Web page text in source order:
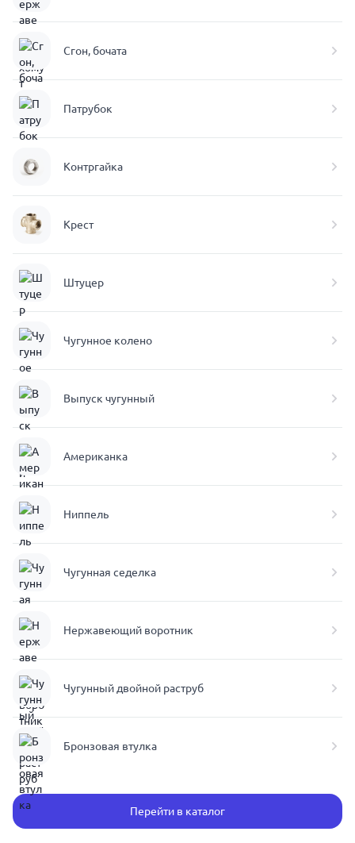
Сгон, бочата
Патрубок
Контргайка
Крест
Штуцер
Чугунное колено
Выпуск чугунный
Американка
Ниппель
Чугунная седелка
Нержавеющий воротник
Чугунный двойной раструб
Бронзовая втулка
Перейти в каталог